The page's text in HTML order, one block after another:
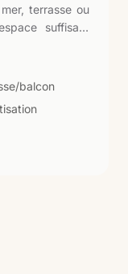
terrasse ou
suffisant
Salle de bain
maximum de
Budha Beach.
balcon